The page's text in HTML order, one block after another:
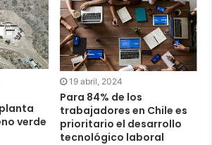
verde
19 abril, 2024
Para 84% de los
trabajadores en Chile es
prioritario el desarrollo
tecnológico laboral